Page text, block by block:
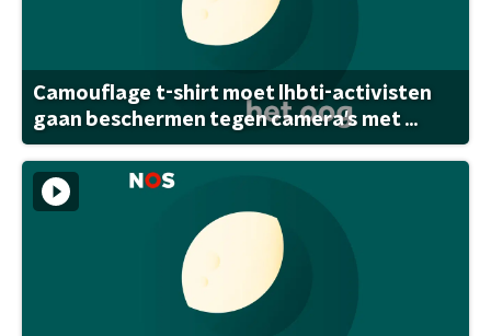
Camouflage t-shirt moet lhbti-activisten
gaan beschermen tegen camera's met ...